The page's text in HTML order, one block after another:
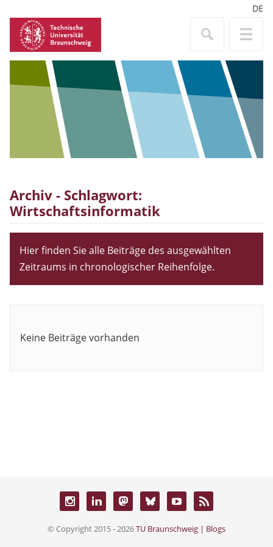
DE
Archiv - Schlagwort:
Wirtschaftsinformatik
Hier finden Sie alle Beiträge des ausgewählten
Zeitraums in chronologischer Reihenfolge.
Keine Beiträge vorhanden
© Copyright 2015 - 2026TU Braunschweig | Blogs